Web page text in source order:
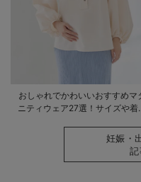
おしゃれでかわいいおすすめマ
ニティウェア27選！サイズや着
妊娠・